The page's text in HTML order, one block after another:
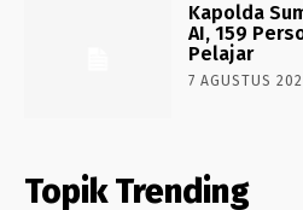
Kapolda
AI, 159
Pelajar
7 AGUSTUS
Topik Trending